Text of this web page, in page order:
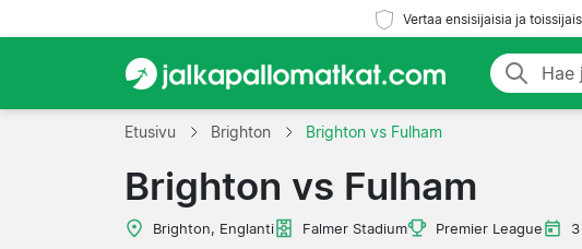
Vertaa ensisijaisia ja
Etusivu Brighton Brighton vs Fulham
Brighton vs Fulham
Brighton, Englanti Falmer Stadium Premier League